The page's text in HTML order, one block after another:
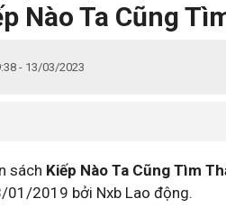
Nào Ta Cũng
- 13/03/2023
sách Kiếp Nào Ta Cũng Tìm
01/2019 bởi Nxb Lao động.